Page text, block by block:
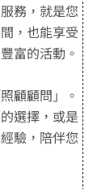
務，就是您
，也能享受
富的活動。
顧顧問」。
選擇，或是
驗，陪伴您